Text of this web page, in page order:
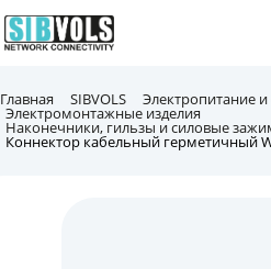
Главная SIBVOLS Электропитание и
Электромонтажные изделия
Наконечники, гильзы и силовые
Коннектор кабельный герметичный